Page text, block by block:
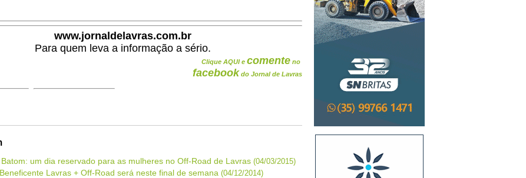
www.jornaldelavras.com.br
Para quem leva a informação a sério.
Clique AQUI e comente no
facebook do Jornal de Lavras
um dia reservado para as mulheres no Off-Road de Lavras (04/03/2015)
Lavras + Off-Road será neste final de semana (04/12/2014)